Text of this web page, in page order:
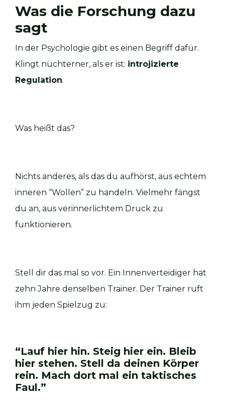
Was die Forschung dazu
sagt
In der Psychologie gibt es einen Begriff dafür.
Klingt nüchterner, als er ist: introjizierte
Regulation.
Was heißt das?
Nichts anderes, als das du aufhörst, aus echtem
inneren “Wollen” zu handeln. Vielmehr fängst
du an, aus verinnerlichtem Druck zu
funktionieren.
Stell dir das mal so vor. Ein Innenverteidiger hat
zehn Jahre denselben Trainer. Der Trainer ruft
ihm jeden Spielzug zu:
“Lauf hier hin. Steig hier ein. Bleib
hier stehen. Stell da deinen Körper
rein. Mach dort mal ein taktisches
Faul.”